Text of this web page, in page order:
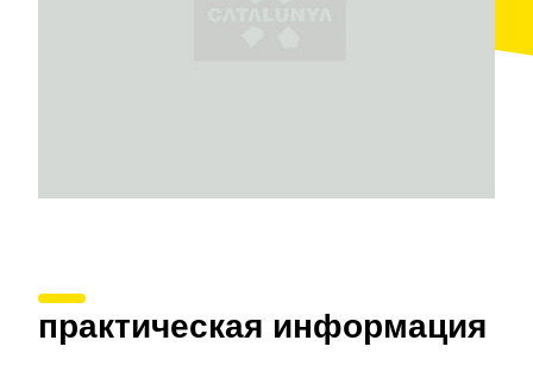
также дегустацию продуктов с аперитивом.
практическая информация